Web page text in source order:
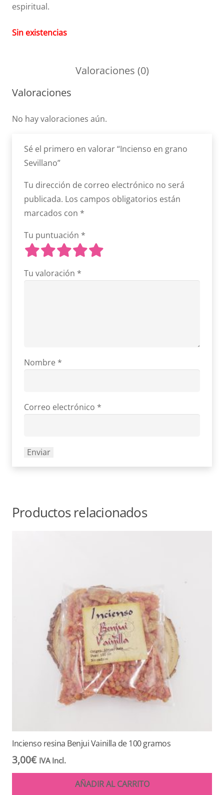
espiritual.
Sin existencias
Valoraciones (0)
Valoraciones
No hay valoraciones aún.
Sé el primero en valorar “Incienso en grano
Sevillano”
Tu dirección de correo electrónico no será
publicada. Los campos obligatorios están
marcados con *
Tu puntuación *
Tu valoración *
Nombre *
Correo electrónico *
Productos relacionados
Incienso resina Benjui Vainilla de 100 gramos
3,00€ IVA Incl.
AÑADIR AL CARRITO